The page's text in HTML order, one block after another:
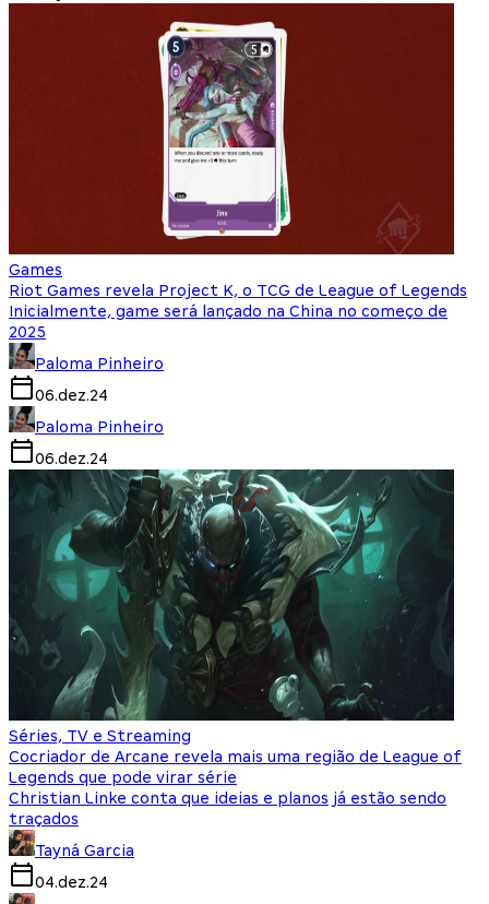
Games
Riot Games revela Project K, o TCG de League of Legends
Inicialmente, game será lançado na China no começo de
2025
Paloma Pinheiro
06.dez.24
Paloma Pinheiro
06.dez.24
Séries, TV e Streaming
Cocriador de Arcane revela mais uma região de League of
Legends que pode virar série
Christian Linke conta que ideias e planos já estão sendo
traçados
Tayná Garcia
04.dez.24